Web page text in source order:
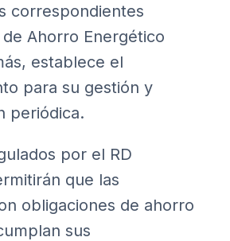
correspondientes
Ahorro Energético
establece el
para su gestión y
periódica.
por el RD
que las
obligaciones de ahorro
sus